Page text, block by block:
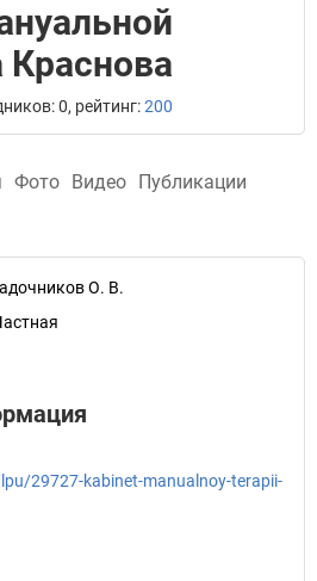
Краснова
0, рейтинг:200
Фото Видео Публикации
О. В.
29727-kabinet-manualnoy-terapii-